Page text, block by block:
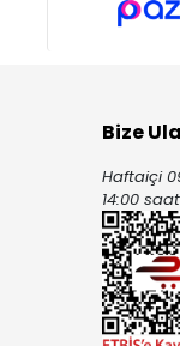
Bize
Haftaiçi
14:00